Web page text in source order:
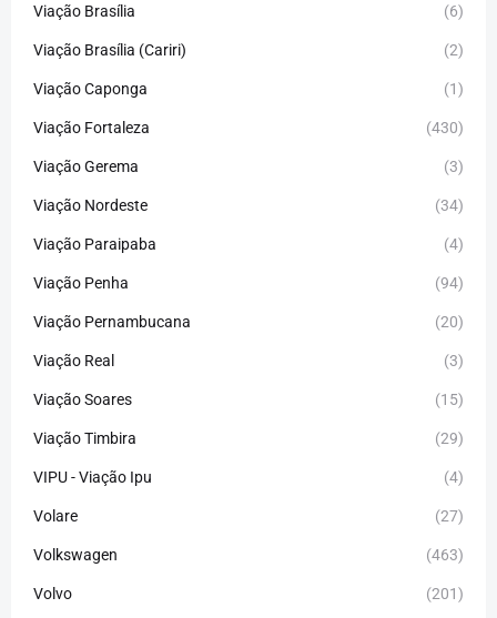
Viação Brasília (6)
Viação Brasília (Cariri) (2)
Viação Caponga (1)
Viação Fortaleza (430)
Viação Gerema (3)
Viação Nordeste (34)
Viação Paraipaba (4)
Viação Penha (94)
Viação Pernambucana (20)
Viação Real (3)
Viação Soares (15)
Viação Timbira (29)
VIPU - Viação Ipu (4)
Volare (27)
Volkswagen (463)
Volvo (201)